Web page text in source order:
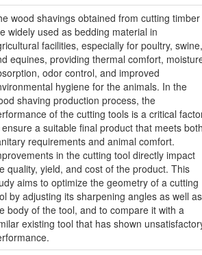
wood shavings obtained from cutting timber
widely used as bedding material in
facilities, especially for poultry, swine,
equines, providing thermal comfort,
odor control, and improved
hygiene for the animals. In the
shaving production process, the
of the cutting tools is a critical
a suitable final product that meets
requirements and animal comfort.
in the cutting tool directly impact
quality, yield, and cost of the product. This
aims to optimize the geometry of a cutting
by adjusting its sharpening angles as well as
body of the tool, and to compare it with a
existing tool that has shown